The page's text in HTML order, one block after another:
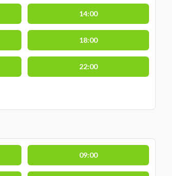
14:00
18:00
22:00
09:00